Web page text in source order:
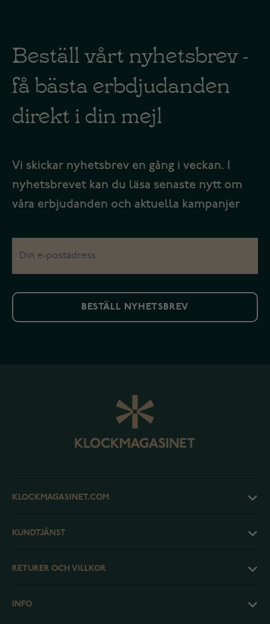
Beställ vårt nyhetsbrev -
få bästa erbdjudanden
direkt i din mejl
Vi skickar nyhetsbrev en gång i veckan. I
nyhetsbrevet kan du läsa senaste nytt om
våra erbjudanden och aktuella kampanjer
BESTÄLL NYHETSBREV
KLOCKMAGASINET.COM
KUNDTJÄNST
RETURER OCH VILLKOR
INFO